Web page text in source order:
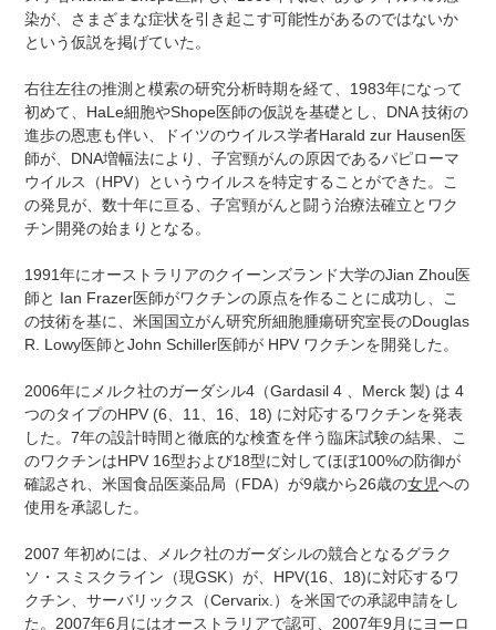
染が、さまざまな症状を引き起こす可能性があるのではないか
という仮説を掲げていた。
右往左往の推測と模索の研究分析時期を経て、1983年になって
初めて、HaLe細胞やShope医師の仮説を基礎とし、DNA 技術の
進歩の恩恵も伴い、ドイツのウイルス学者Harald zur Hausen医
師が、DNA増幅法により、子宮頸がんの原因であるパピローマ
ウイルス（HPV）というウイルスを特定することができた。こ
の発見が、数十年に亘る、子宮頸がんと闘う治療法確立とワク
チン開発の始まりとなる。
1991年にオーストラリアのクイーンズランド大学のJian Zhou医
師と Ian Frazer医師がワクチンの原点を作ることに成功し、こ
の技術を基に、米国国立がん研究所細胞腫瘍研究室長のDouglas
R. Lowy医師とJohn Schiller医師が HPV ワクチンを開発した。
2006年にメルク社のガーダシル4（Gardasil 4 、Merck 製) は 4
つのタイプのHPV (6、11、16、18) に対応するワクチンを発表
した。7年の設計時間と徹底的な検査を伴う臨床試験の結果、こ
のワクチンはHPV 16型および18型に対してほぼ100%の防御が
確認され、米国食品医薬品局（FDA）が9歳から26歳の女児への
使用を承認した。
2007 年初めには、メルク社のガーダシルの競合となるグラク
ソ・スミスクライン（現GSK）が、HPV(16、18)に対応するワ
クチン、サーバリックス（Cervarix.）を米国での承認申請をし
た。2007年6月にはオーストラリアで認可、2007年9月にヨーロ